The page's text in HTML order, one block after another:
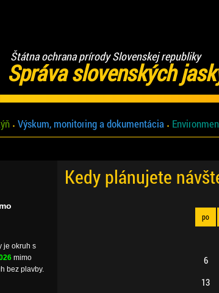
Štátna ochrana prírody Slovenskej republiky
Správa slovenských
Výskum, monitoring a dokumentácia
Kedy plánujete
po
6
13
je okruh s
mimo
bez plavby.